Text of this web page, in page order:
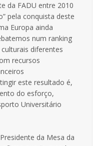
da FADU entre 2010
pela conquista deste
Europa ainda
num ranking
diferentes
recursos
este resultado é,
do esforço,
Universitário
da Mesa da